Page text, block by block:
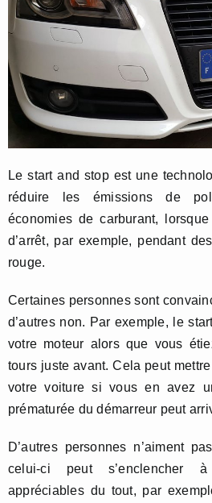
Le start and stop est une
réduire les émissions de
économies de carburant,
d’arrêt, par exemple, pendant
rouge.
Certaines personnes sont
d’autres non. Par exemple, le
votre moteur alors que vous
tours juste avant. Cela peut
votre voiture si vous en avez
prématurée du démarreur peut
D’autres personnes n’aiment
celui-ci peut s’enclencher
appréciables du tout, par